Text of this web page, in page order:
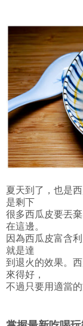
夏天到了，也是
是剩下
很多西瓜皮要丟
在這邊。
因為西瓜皮富含
就是達
到退火的效果。
來得好，
不過只要用適當